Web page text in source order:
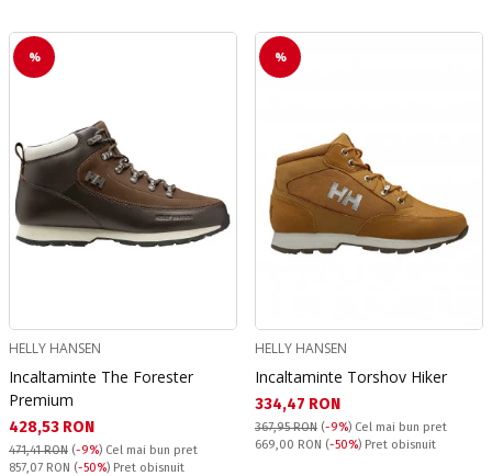
%
HELLY HANSEN
Incaltaminte The Forester
Premium
Текуща цена:
428,53 RON
471,41 RON (-9%) Cel mai bun pret
Pret obisnuit:
857,07 RON (-50%) Pret obisnuit
%
HELLY HANSEN
Incaltaminte Torshov Hiker
Текуща цена:
334,47 RON
367,95 RON (-9%) Cel mai bun pret
Pret obisnuit:
669,00 RON (-50%) Pret obisnuit